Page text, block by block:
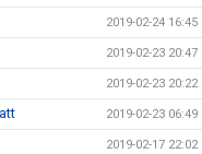
2019-02-24 16:45
2019-02-23 20:47
2019-02-23 20:22
2019-02-23 06:49
2019-02-17 22:02